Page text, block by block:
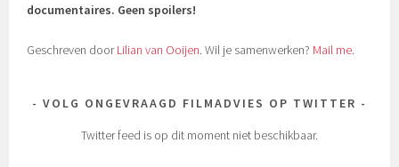
documentaires. Geen spoilers!
Geschreven doorLilian van Ooijen. Wil je samenwerken? Mail me.
VOLG ONGEVRAAGD FILMADVIES OP TWITTER
Twitter feed is op dit moment niet beschikbaar.